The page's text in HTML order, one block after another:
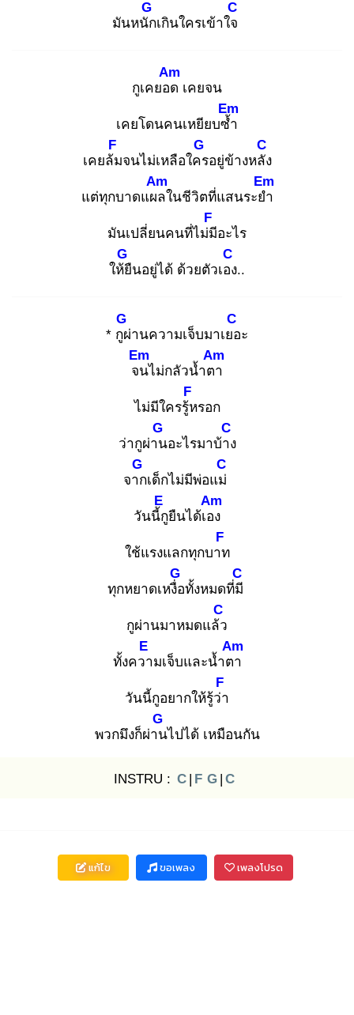
มันหนัก
G
เกินใครเข้าใจ
C
กูเคยอด
Am
เคยจน
เคยโดนคนเหยียบซ้ำ
Em
เคยล้ม
F
จนไม่เหลือใคร
G
อยู่ข้างหลัง
C
แต่ทุกบาดแผล
Am
ในชีวิตที่แสนระยำ
Em
มันเปลี่ยนคนที่ไม่มี
F
อะไร
ให้ยื
G
นอยู่ได้ ด้วยตัวเอง
C
..
* กูผ่
G
านความเจ็บมาเยอ
C
ะ
จน
Em
ไม่กลัวน้ำตา
Am
ไม่มีใครรู้ห
F
รอก
ว่ากูผ่าน
G
อะไรมาบ้าง
C
จาก
G
เด็กไม่มีพ่อแม่
C
วันนี้กู
E
ยืนได้เอง
Am
ใช้แรงแลกทุกบาท
F
ทุกหยาดเหงื่อ
G
ทั้งหมดที่มี
C
กูผ่านมาหมดแล้ว
C
ทั้งควา
E
มเจ็บและน้ำตา
Am
วันนี้กูอยากให้รู้ว่า
F
พวกมึงก็ผ่าน
G
ไปได้ เหมือนกัน
INSTRU : C | F G | C
แก้ไข ขอเพลง เพลงโปรด